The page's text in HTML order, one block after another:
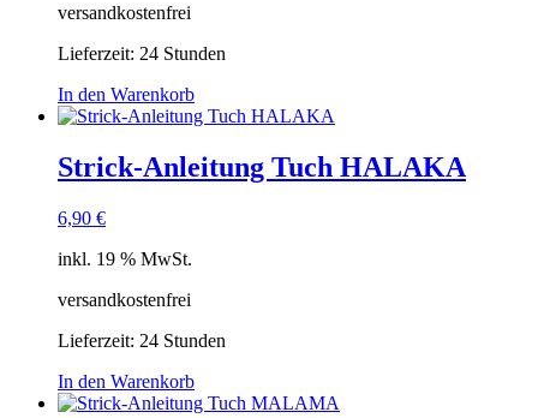
versandkostenfrei
Lieferzeit: 24 Stunden
In den Warenkorb
Strick-Anleitung Tuch HALAKA
6,90 €
inkl. 19 % MwSt.
versandkostenfrei
Lieferzeit: 24 Stunden
In den Warenkorb